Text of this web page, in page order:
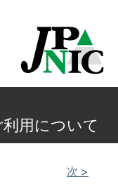
用について
次 >